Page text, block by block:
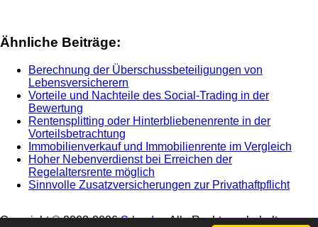
Ähnliche Beiträge:
Berechnung der Überschussbeteiligungen von
Lebensversicherern
Vorteile und Nachteile des Social-Trading in der
Bewertung
Rentensplitting oder Hinterbliebenenrente in der
Vorteilsbetrachtung
Immobilienverkauf und Immobilienrente im Vergleich
Hoher Nebenverdienst bei Erreichen der
Regelaltersrente möglich
Sinnvolle Zusatzversicherungen zur Privathaftpflicht
Copyright © 2003-2026Srbg.de- Alle Rechte vorbehalten -